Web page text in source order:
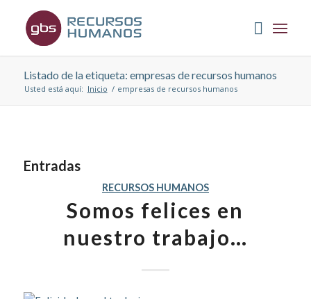
Listado de la etiqueta: empresas de recursos humanos
Usted está aquí: Inicio / empresas de recursos humanos
Entradas
RECURSOS HUMANOS
Somos felices en
nuestro trabajo…